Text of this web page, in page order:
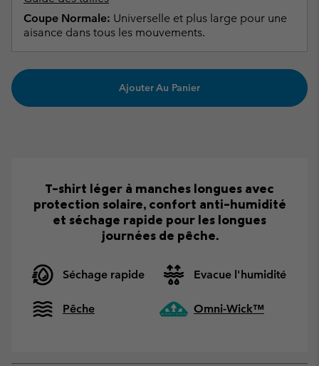
Coupe Normale: Universelle et plus large pour une
aisance dans tous les mouvements.
Ajouter Au Panier
T-shirt léger à manches longues avec
protection solaire, confort anti-humidité
et séchage rapide pour les longues
journées de pêche.
Séchage rapide Evacue l'humidité
Pêche Omni-Wick™